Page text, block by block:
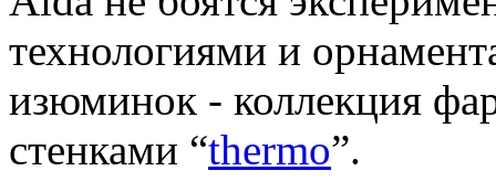
технологиями и
изюминок - коллекция
стенками “thermo”.